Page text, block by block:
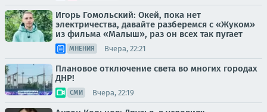
Игорь Гомольский: Окей, пока нет
электричества, давайте разберемся с «Жуком»
из фильма «Малыш», раз он всех так пугает
МНЕНИЯ Вчера, 22:21
Плановое отключение света во многих городах
ДНР!
СМИ Вчера, 22:19